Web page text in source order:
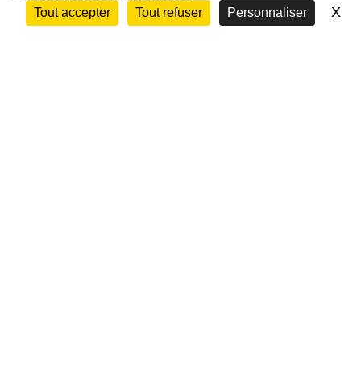
Tout accepter
Tout refuser Personnaliser X